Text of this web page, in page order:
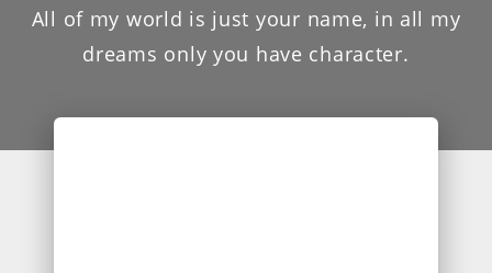
All of my world is just your name, in all my
dreams only you have character.